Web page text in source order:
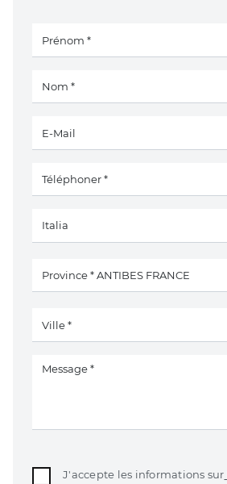
J'accepte les informations sur